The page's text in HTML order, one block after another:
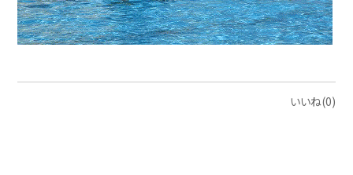
いいね(0)